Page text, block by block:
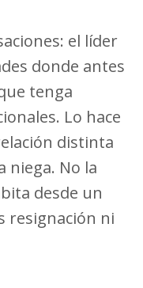
el líder
donde antes
tenga
Lo hace
distinta
niega. No la
desde un
resignación ni